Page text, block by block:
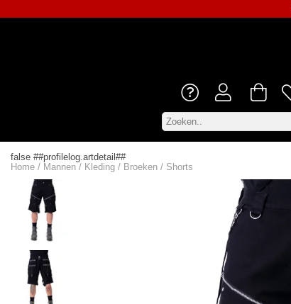
false ##profilelog.artdetail##
Home / Mannen / Kleding / Broeken / Shorts